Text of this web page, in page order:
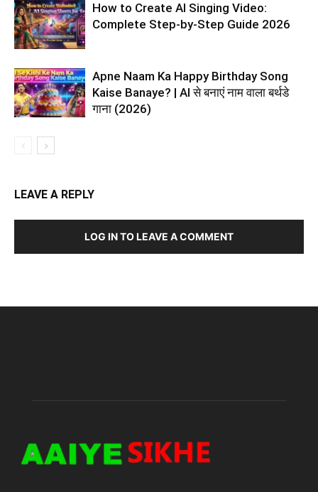
How to Create AI Singing Video:
Complete Step-by-Step Guide 2026
Apne Naam Ka Happy Birthday Song
Kaise Banaye? | AI से बनाएं नाम वाला बर्थडे
गाना (2026)
LEAVE A REPLY
LOG IN TO LEAVE A COMMENT